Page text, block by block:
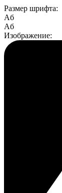
Размер шрифта:
Aб
Aб
Изображение: